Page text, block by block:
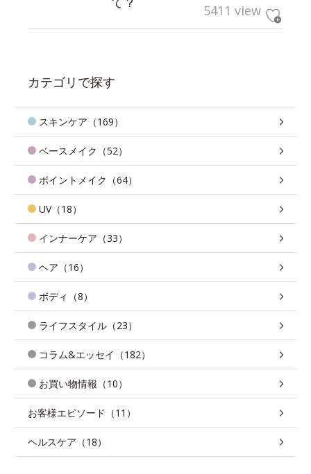
5411 view
カテゴリで探す
スキンケア（169）
ベースメイク（52）
ポイントメイク（64）
UV（18）
インナーケア（33）
ヘア（16）
ボディ（8）
ライフスタイル（23）
コラム&エッセイ（182）
お買い物情報（10）
お客様エピソード（11）
ヘルスケア（18）